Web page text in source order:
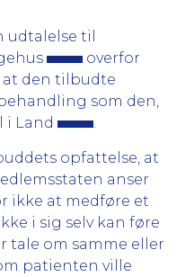
udtalelse til
overfor
den tilbudte
som den,
i Land
opfattelse, at
anser
ikke at medføre et
i sig selv kan føre
tale om samme eller
patienten ville